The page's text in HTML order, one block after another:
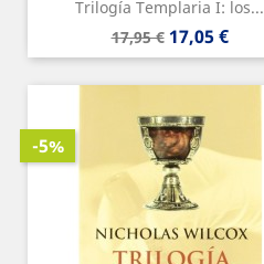
Trilogía Templaria I: los...
Precio
base
17,95 € Precio
17,05 €
-5%